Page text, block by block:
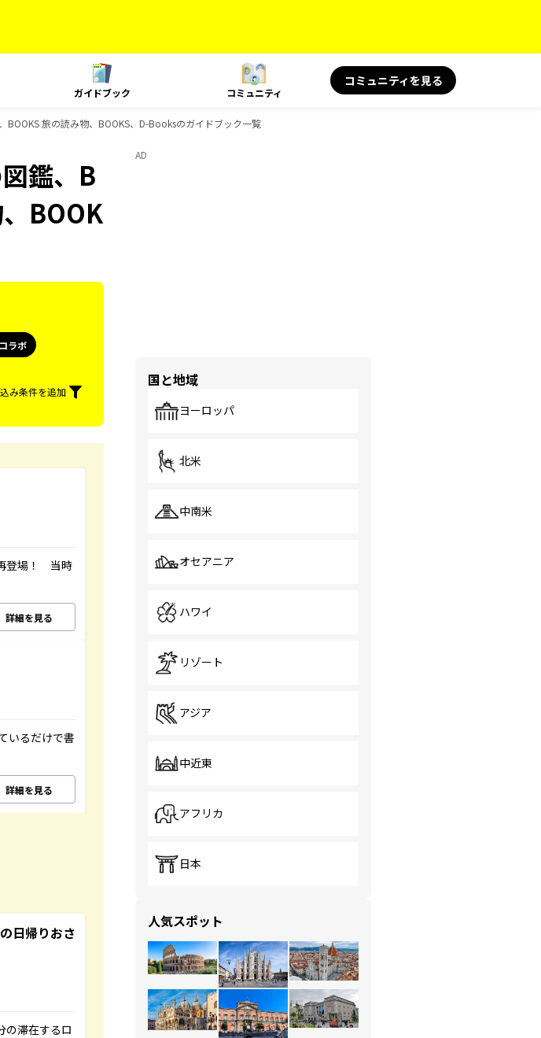
ガイドブック コミュニティ
コミュニティを見る
旅の読み物、BOOKS、D-Booksのガイドブック一覧
鑑、B
BOOK
ラボ
み条件を追加
登場！ 当時
詳細を見る
いるだけで書
詳細を見る
日帰りおさ
の滞在するロ
AD
国と地域
ヨーロッパ
北米
中南米
オセアニア
ハワイ
リゾート
アジア
中近東
アフリカ
日本
人気スポット